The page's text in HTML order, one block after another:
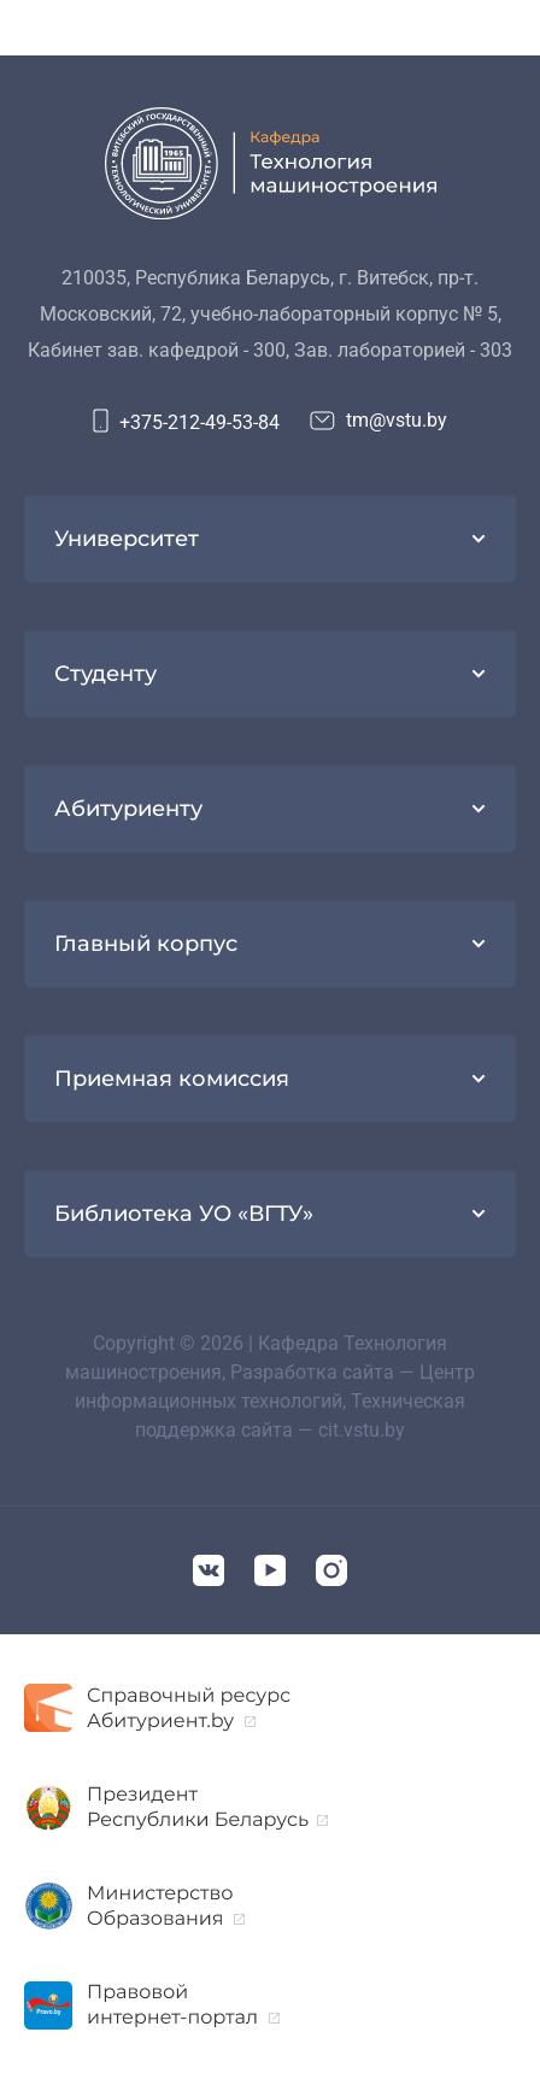
210035, Республика Беларусь, г. Витебск, пр-т.
Московский, 72, учебно-лабораторный корпус № 5,
Кабинет зав. кафедрой - 300, Зав. лабораторией - 303
+375-212-49-53-84 tm@vstu.by
Университет
Студенту
Абитуриенту
Главный корпус
Приемная комиссия
Библиотека УО «ВГТУ»
Copyright © 2026 | Кафедра Технология
машиностроения, Разработка сайта — Центр
информационных технологий, Техническая
поддержка сайта — cit.vstu.by